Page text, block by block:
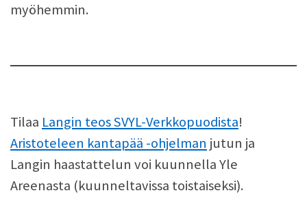
myöhemmin.
Tilaa Langin teos SVYL-Verkkopuodista!
Aristoteleen kantapää -ohjelman jutun ja
Langin haastattelun voi kuunnella Yle
Areenasta (kuunneltavissa toistaiseksi).